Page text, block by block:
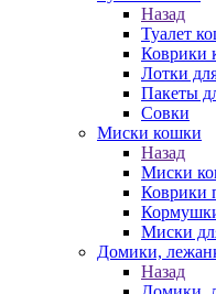
Назад
Туалет
Коврики
Лотки
Пакеты
Совки
Миски кошки
Назад
Миски
Коврики
Миски
Домики,
Назад